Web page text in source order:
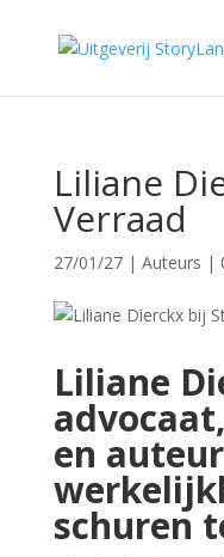
Liliane
Verraad
27/01/27| Auteurs |
Liliane
en
schuren